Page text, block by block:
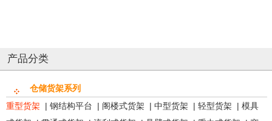
产品分类
仓储货架系列
重型货架 | 钢结构平台 | 阁楼式货架 | 中型货架 | 轻型货架 | 模具